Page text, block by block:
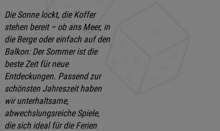
Die Sonne lockt, die Koffer
stehen bereit – ob ans Meer, in
die Berge oder einfach auf den
Balkon: Der Sommer ist die
beste Zeit für neue
Entdeckungen. Passend zur
schönsten Jahreszeit haben
wir unterhaltsame,
abwechslungsreiche Spiele,
die sich ideal für die Ferien